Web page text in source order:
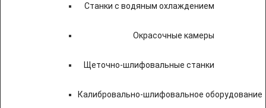
Станки с водяным охлаждением
Окрасочные камеры
Щеточно-шлифовальные станки
Калибровально-шлифовальное оборудование